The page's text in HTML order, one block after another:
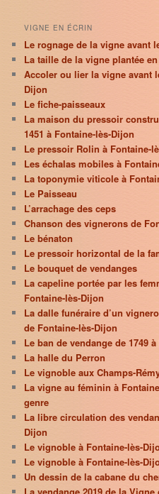
VIGNE EN ÉCRIN
Le rognage de la vigne avant
La taille de la vigne plantée
Accoler ou lier la vigne avant
Dijon
Le fiche-paisseaux
La maison du pressoir
1451 à Fontaine-lès-Dijon
Le pressoir Rolin à Fontaine-
Les échalas mobiles à
La toponymie viticole à
Le Paisseau
L’arrachage des ceps
Chanson des vignerons de
Le bénaton
Le pressoir horizontal de la
Le bouquet de vendanges
La capeline portée par les
Fontaine-lès-Dijon
La dalle funéraire d’un
de Fontaine-lès-Dijon
Le ban de vendange de 1749
La halle du Perron
Le vignoble aux Champs-
La vigne au féminin à
genre
La libre circulation des
Dijon
Le vignoble à Fontaine-lès-
Le vignoble à Fontaine-lès-
Un dessin de la cabane du